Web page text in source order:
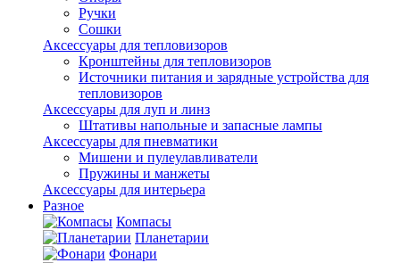
Ручки
Сошки
Аксессуары для тепловизоров
Кронштейны для тепловизоров
Источники питания и зарядные устройства для
тепловизоров
Аксессуары для луп и линз
Штативы напольные и запасные лампы
Аксессуары для пневматики
Мишени и пулеулавливатели
Пружины и манжеты
Аксессуары для интерьера
Разное
Компасы
Планетарии
Фонари